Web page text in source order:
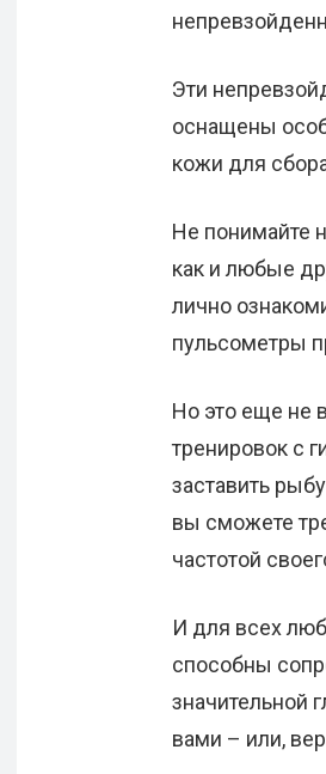
Эти
оснащены
кожи для
Не понимайте
как и любые
лично
пульсометры
Но это еще не
тренировок с
заставить
вы сможете
частотой
И для всех
способны
значительной
вами – или,